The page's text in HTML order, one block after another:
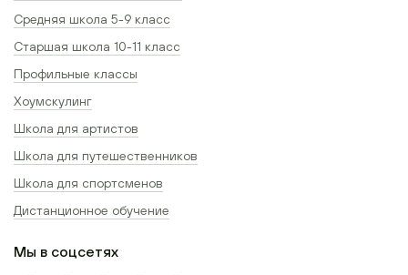
Средняя школа 5-9 класс
Старшая школа 10-11 класс
Профильные классы
Хоумскулинг
Школа для артистов
Школа для путешественников
Школа для спортсменов
Дистанционное обучение
Мы в соцсетях